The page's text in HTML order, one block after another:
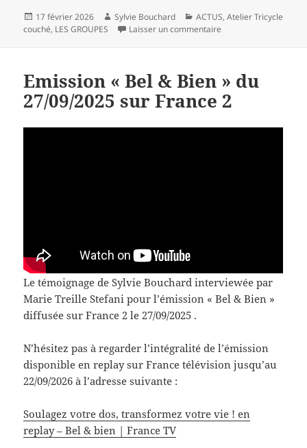
Publié
le
17 février 2026 Auteur
Sylvie Bouchard Catégories
ACTUS,Atelier Tricycle
couché, LES GROUPES Laisser un commentaire
Emission « Bel & Bien » du
27/09/2025 sur France 2
Le témoignage de Sylvie Bouchard interviewée par
Marie Treille Stefani pour l’émission « Bel & Bien »
diffusée sur France 2 le 27/09/2025 .
N’hésitez pas à regarder l’intégralité de l’émission
disponible en replay sur France télévision jusqu’au
22/09/2026 à l’adresse suivante :
Soulagez votre dos, transformez votre vie ! en
replay – Bel & bien | France TV